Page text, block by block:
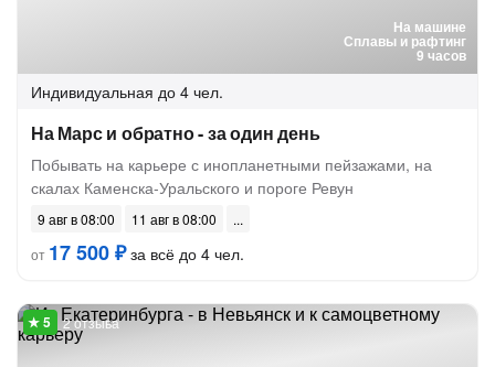
На машине
Сплавы и рафтинг
9 часов
Индивидуальная до 4 чел.
На Марс и обратно - за один день
Побывать на карьере с инопланетными пейзажами, на
скалах Каменска-Уральского и пороге Ревун
9 авг в 08:00
11 авг в 08:00
от 17 500 ₽за всё до 4 чел.
2 отзыва